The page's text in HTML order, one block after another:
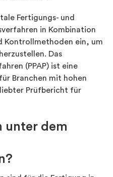
Fertigungs- und
in Kombination
Kontrollmethoden ein, um
Das
(PPAP) ist eine
Branchen mit hohen
Prüfbericht für
unter dem